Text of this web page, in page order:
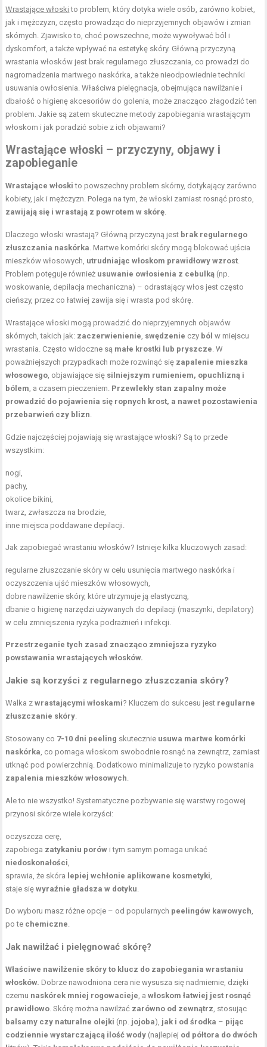
Wrastające włoski to problem, który dotyka wiele osób, zarówno kobiet,
jak i mężczyzn, często prowadząc do nieprzyjemnych objawów i zmian
skórnych. Zjawisko to, choć powszechne, może wywoływać ból i
dyskomfort, a także wpływać na estetykę skóry. Główną przyczyną
wrastania włosków jest brak regularnego złuszczania, co prowadzi do
nagromadzenia martwego naskórka, a także nieodpowiednie techniki
usuwania owłosienia. Właściwa pielęgnacja, obejmująca nawilżanie i
dbałość o higienę akcesoriów do golenia, może znacząco złagodzić ten
problem. Jakie są zatem skuteczne metody zapobiegania wrastającym
włoskom i jak poradzić sobie z ich objawami?
Wrastające włoski – przyczyny, objawy i
zapobieganie
Wrastające włoski to powszechny problem skórny, dotykający zarówno
kobiety, jak i mężczyzn. Polega na tym, że włoski zamiast rosnąć prosto,
zawijają się i wrastają z powrotem w skórę.
Dlaczego włoski wrastają? Główną przyczyną jest brak regularnego
złuszczania naskórka. Martwe komórki skóry mogą blokować ujścia
mieszków włosowych, utrudniając włoskom prawidłowy wzrost.
Problem potęguje również usuwanie owłosienia z cebulką (np.
woskowanie, depilacja mechaniczna) – odrastający włos jest często
cieńszy, przez co łatwiej zawija się i wrasta pod skórę.
Wrastające włoski mogą prowadzić do nieprzyjemnych objawów
skórnych, takich jak: zaczerwienienie, swędzenie czy ból w miejscu
wrastania. Często widoczne są małe krostki lub pryszcze. W
poważniejszych przypadkach może rozwinąć się zapalenie mieszka
włosowego, objawiające się silniejszym rumieniem, opuchlizną i
bólem, a czasem pieczeniem. Przewlekły stan zapalny może
prowadzić do pojawienia się ropnych krost, a nawet pozostawienia
przebarwień czy blizn.
Gdzie najczęściej pojawiają się wrastające włoski? Są to przede
wszystkim:
nogi,
pachy,
okolice bikini,
twarz, zwłaszcza na brodzie,
inne miejsca poddawane depilacji.
Jak zapobiegać wrastaniu włosków? Istnieje kilka kluczowych zasad:
regularne złuszczanie skóry w celu usunięcia martwego naskórka i
oczyszczenia ujść mieszków włosowych,
dobre nawilżenie skóry, które utrzymuje ją elastyczną,
dbanie o higienę narzędzi używanych do depilacji (maszynki, depilatory)
w celu zmniejszenia ryzyka podrażnień i infekcji.
Przestrzeganie tych zasad znacząco zmniejsza ryzyko
powstawania wrastających włosków.
Jakie są korzyści z regularnego złuszczania skóry?
Walka zwrastającymi włoskami? Kluczem do sukcesu jest regularne
złuszczanie skóry.
Stosowany co 7-10 dni peeling skutecznie usuwa martwe komórki
naskórka, co pomaga włoskom swobodnie rosnąć na zewnątrz, zamiast
utknąć pod powierzchnią. Dodatkowo minimalizuje to ryzyko powstania
zapalenia mieszków włosowych.
Ale to nie wszystko! Systematyczne pozbywanie się warstwy rogowej
przynosi skórze wiele korzyści:
oczyszcza cerę,
zapobiega zatykaniu porów i tym samym pomaga unikać
niedoskonałości,
sprawia, że skóra lepiej wchłonie aplikowane kosmetyki,
staje sięwyraźnie gładsza w dotyku.
Do wyboru masz różne opcje – od popularnych peelingów kawowych,
po te chemiczne.
Jak nawilżać i pielęgnować skórę?
Właściwe nawilżenie skóry to klucz do zapobiegania wrastaniu
włosków. Dobrze nawodniona cera nie wysusza się nadmiernie, dzięki
czemu naskórek mniej rogowacieje, awłoskom łatwiej jest rosnąć
prawidłowo. Skórę można nawilżać zarówno od zewnątrz, stosując
balsamy czy naturalne olejki (np. jojoba), jak i od środka – pijąc
codziennie wystarczającą ilość wody (najlepiej od półtora do dwóch